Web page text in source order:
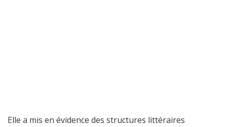
Elle a mis en évidence des structures littéraires